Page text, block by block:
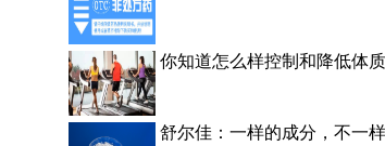
你知道怎么样控制和降低体
舒尔佳：一样的成分，不一